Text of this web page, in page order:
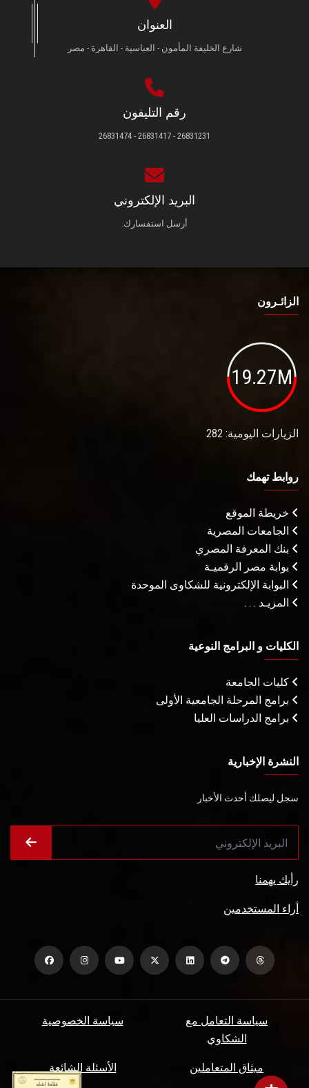
العنوان
شارع الخليفة المأمون - العباسية - القاهرة - مصر
رقم التليفون
26831231 - 26831417 - 26831474
البريد الإلكتروني
أرسل استفسارك.
الزائـرون
19.27M
الزيارات اليومية: 282
روابط تهمك
خريطة الموقع
الجامعات المصرية
بنك المعرفة المصري
بوابة مصر الرقميـة
البوابة الإلكترونية للشكاوى الموحدة
المزيـد . . .
الكليات و البرامج النوعية
كليات الجامعة
برامج المرحلة الجامعية الأولى
برامج الدراسات العليا
النشرة الإخبارية
سجل ليصلك أحدث الأخبار
رأيك يهمنا
أراء المستخدمين
سياسة الخصوصية
سياسة التعامل مع
الشكاوي
الأسئلة الشائعة ميثاق المتعاملين